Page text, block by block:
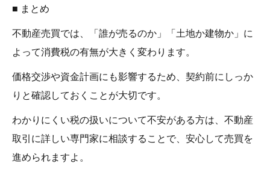
■ まとめ
不動産売買では、「誰が売るのか」「土地か建物か」に
よって消費税の有無が大きく変わります。
価格交渉や資金計画にも影響するため、契約前にしっか
りと確認しておくことが大切です。
わかりにくい税の扱いについて不安がある方は、不動産
取引に詳しい専門家に相談することで、安心して売買を
進められますよ。